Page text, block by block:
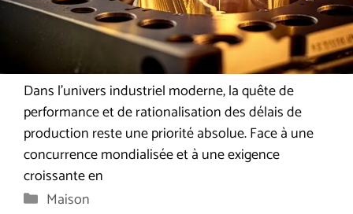
Dans l’univers industriel moderne, la quête de
performance et de rationalisation des délais de
production reste une priorité absolue. Face à une
concurrence mondialisée et à une exigence
croissante en
Catégories
Maison